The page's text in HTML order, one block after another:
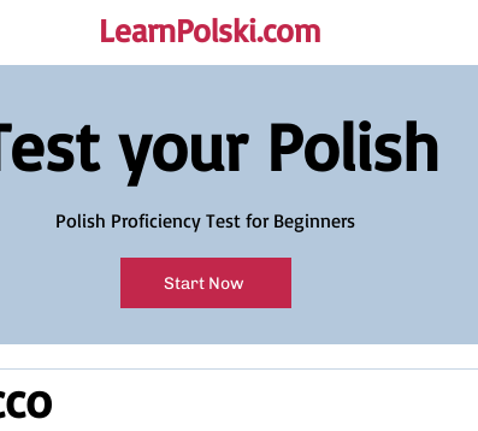
LearnPolski.com
your Polish
Polish Proficiency Test for Beginners
Start Now